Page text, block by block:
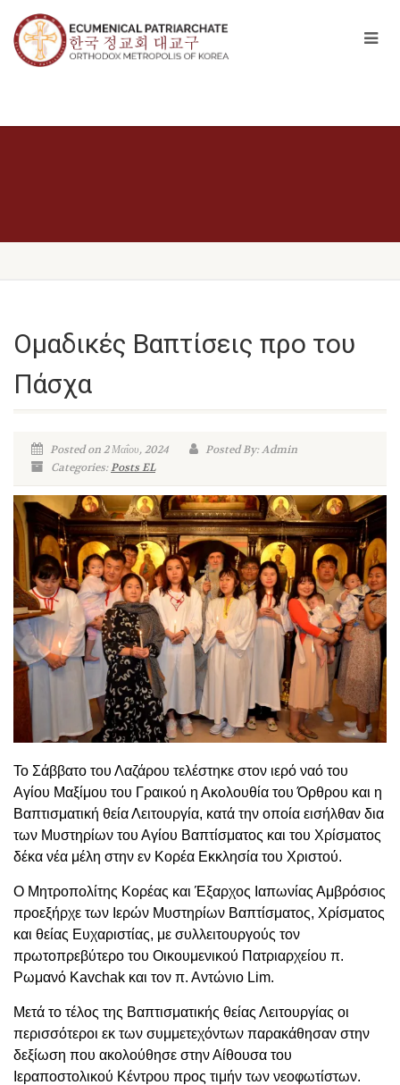
Ομαδικές Βαπτίσεις προ του
Πάσχα
Posted on 2 Μαΐου, 2024
Posted By: Admin
Categories:Posts EL
Το Σάββατο του Λαζάρου τελέστηκε στον ιερό ναό του
Αγίου Μαξίμου του Γραικού η Ακολουθία του Όρθρου και η
Βαπτισματική θεία Λειτουργία, κατά την οποία εισήλθαν δια
των Μυστηρίων του Αγίου Βαπτίσματος και του Χρίσματος
δέκα νέα μέλη στην εν Κορέα Εκκλησία του Χριστού.
Ο Μητροπολίτης Κορέας και Έξαρχος Ιαπωνίας Αμβρόσιος
προεξήρχε των Ιερών Μυστηρίων Βαπτίσματος, Χρίσματος
και θείας Ευχαριστίας, με συλλειτουργούς τον
πρωτοπρεβύτερο του Οικουμενικού Πατριαρχείου π.
Ρωμανό Kavchak και τον π. Αντώνιο Lim.
Μετά το τέλος της Βαπτισματικής θείας Λειτουργίας οι
περισσότεροι εκ των συμμετεχόντων παρακάθησαν στην
δεξίωση που ακολούθησε στην Αίθουσα του
Ιεραποστολικού Κέντρου προς τιμήν των νεοφωτίστων.